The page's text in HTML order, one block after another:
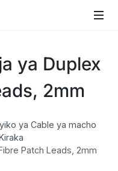
ya Duplex
2mm
ya Cable ya macho
Patch Leads, 2mm